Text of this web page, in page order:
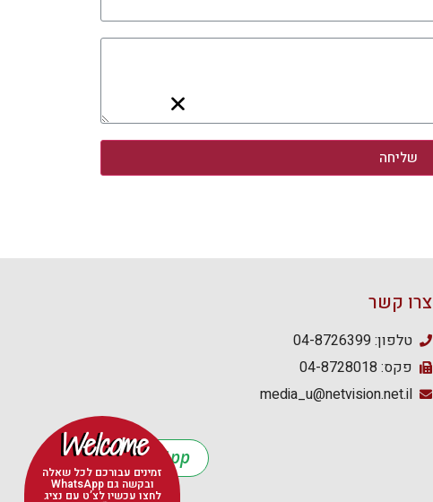
שליחה
צרו קשר
טלפון: 04-8726399
פקס: 04-8728018
media_u@netvision.net.il
WhatsApp
Welcome
זמינים עבורכם לכל שאלה
ובקשה גם WhatsApp
לחצו עכשיו לצ’ט עם נציג